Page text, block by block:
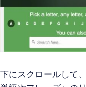
下にスクロールして